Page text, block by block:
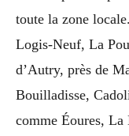
toute la zone
Logis-Neuf, La
d’Autry, près de
Bouilladisse,
comme Éoures, La